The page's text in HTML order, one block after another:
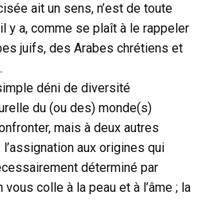
ait un sens, n’est de toute
y a, comme se plaît à le rappeler
juifs, des Arabes chrétiens et
déni de diversité
du (ou des) monde(s)
mais à deux autres
aux origines qui
déterminé par
vous colle à la peau et à l’âme ; la